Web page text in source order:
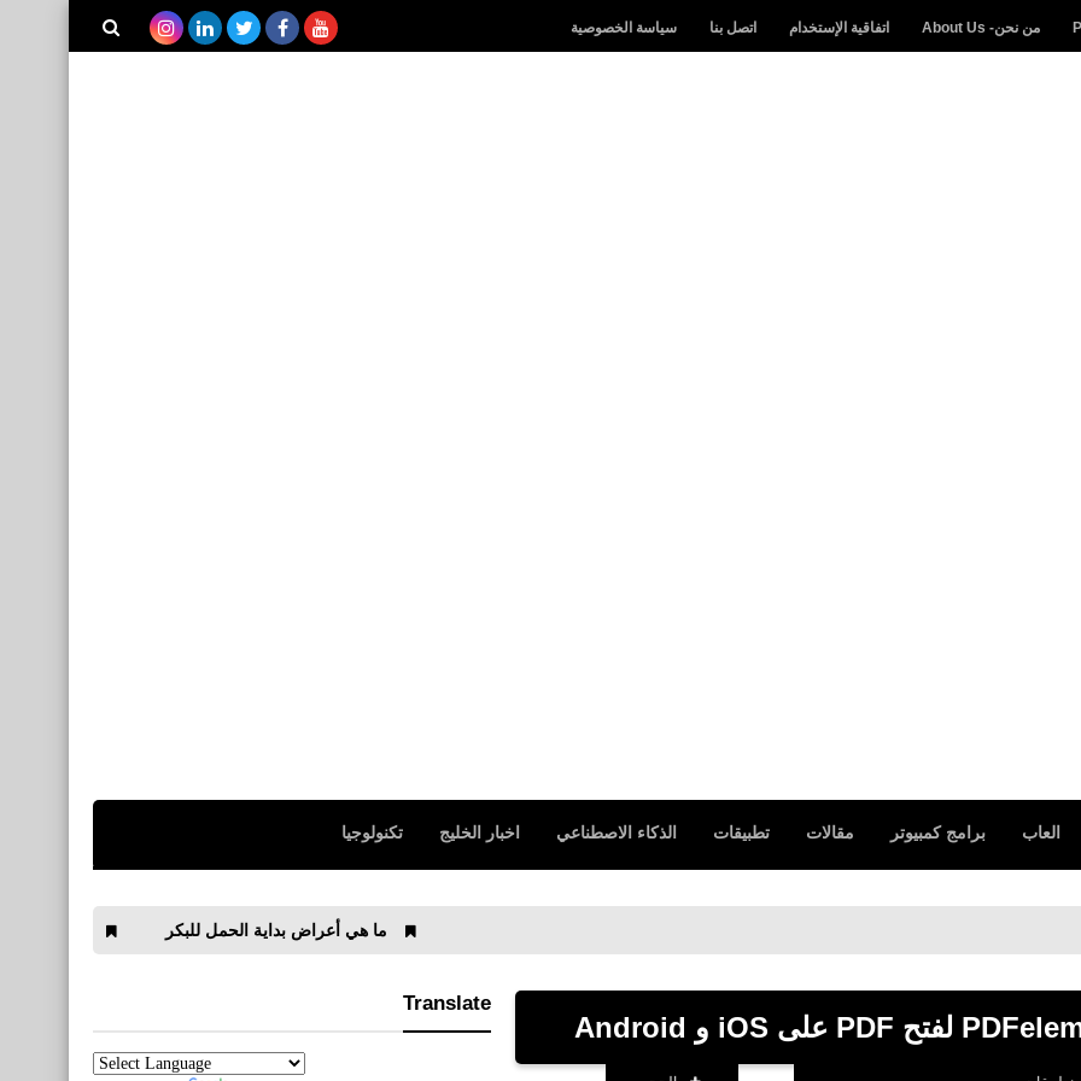
من نحن- About Us اتفاقية الإستخدام اتصل بنا سياسة الخصوصية
العاب برامج كمبيوتر مقالات تطبيقات الذكاء الاصطناعي اخبار الخليج تكنولوجيا
ما هي أعراض بداية الحمل للبكر ترتيب هدافي الدوري
Translate